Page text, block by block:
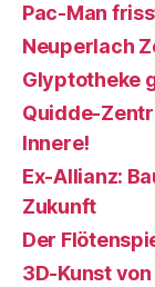
Pac-Man
Neuperlach
Glyptotheke
Quidde-
Innere!
Ex-Allianz:
Zukunft
Der
3D-Kunst